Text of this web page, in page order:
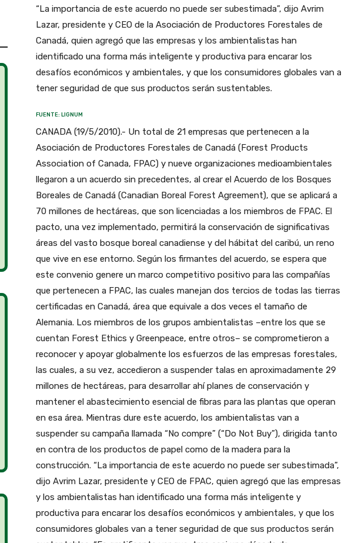
“La importancia de este acuerdo no puede ser subestimada”, dijo Avrim
Lazar, presidente y CEO de la Asociación de Productores Forestales de
Canadá, quien agregó que las empresas y los ambientalistas han
identificado una forma más inteligente y productiva para encarar los
desafíos económicos y ambientales, y que los consumidores globales van a
tener seguridad de que sus productos serán sustentables.
FUENTE: LIGNUM
CANADA (19/5/2010).- Un total de 21 empresas que pertenecen a la
Asociación de Productores Forestales de Canadá (Forest Products
Association of Canada, FPAC) y nueve organizaciones medioambientales
llegaron a un acuerdo sin precedentes, al crear el Acuerdo de los Bosques
Boreales de Canadá (Canadian Boreal Forest Agreement), que se aplicará a
70 millones de hectáreas, que son licenciadas a los miembros de FPAC. El
pacto, una vez implementado, permitirá la conservación de significativas
áreas del vasto bosque boreal canadiense y del hábitat del caribú, un reno
que vive en ese entorno. Según los firmantes del acuerdo, se espera que
este convenio genere un marco competitivo positivo para las compañías
que pertenecen a FPAC, las cuales manejan dos tercios de todas las tierras
certificadas en Canadá, área que equivale a dos veces el tamaño de
Alemania. Los miembros de los grupos ambientalistas –entre los que se
cuentan Forest Ethics y Greenpeace, entre otros– se comprometieron a
reconocer y apoyar globalmente los esfuerzos de las empresas forestales,
las cuales, a su vez, accedieron a suspender talas en aproximadamente 29
millones de hectáreas, para desarrollar ahí planes de conservación y
mantener el abastecimiento esencial de fibras para las plantas que operan
en esa área. Mientras dure este acuerdo, los ambientalistas van a
suspender su campaña llamada “No compre” (“Do Not Buy”), dirigida tanto
en contra de los productos de papel como de la madera para la
construcción. “La importancia de este acuerdo no puede ser subestimada”,
dijo Avrim Lazar, presidente y CEO de FPAC, quien agregó que las empresas
y los ambientalistas han identificado una forma más inteligente y
productiva para encarar los desafíos económicos y ambientales, y que los
consumidores globales van a tener seguridad de que sus productos serán